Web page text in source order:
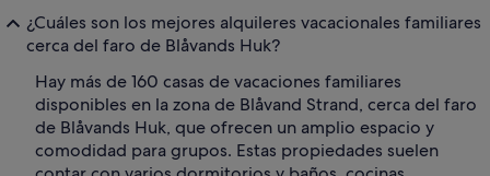
¿Cuáles son los mejores alquileres vacacionales familiares
cerca del faro de Blåvands Huk?
Hay más de 160 casas de vacaciones familiares
disponibles en la zona de Blåvand Strand, cerca del faro
de Blåvands Huk, que ofrecen un amplio espacio y
comodidad para grupos. Estas propiedades suelen